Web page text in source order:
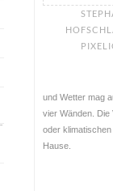
und Wetter mag
vier Wänden.
oder
Hause.